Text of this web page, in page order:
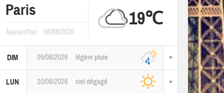
Paris
Aujourd'hui 08/08/2026
19℃
DIM 09/08/2026 légère pluie
LUN 10/08/2026 ciel dégagé